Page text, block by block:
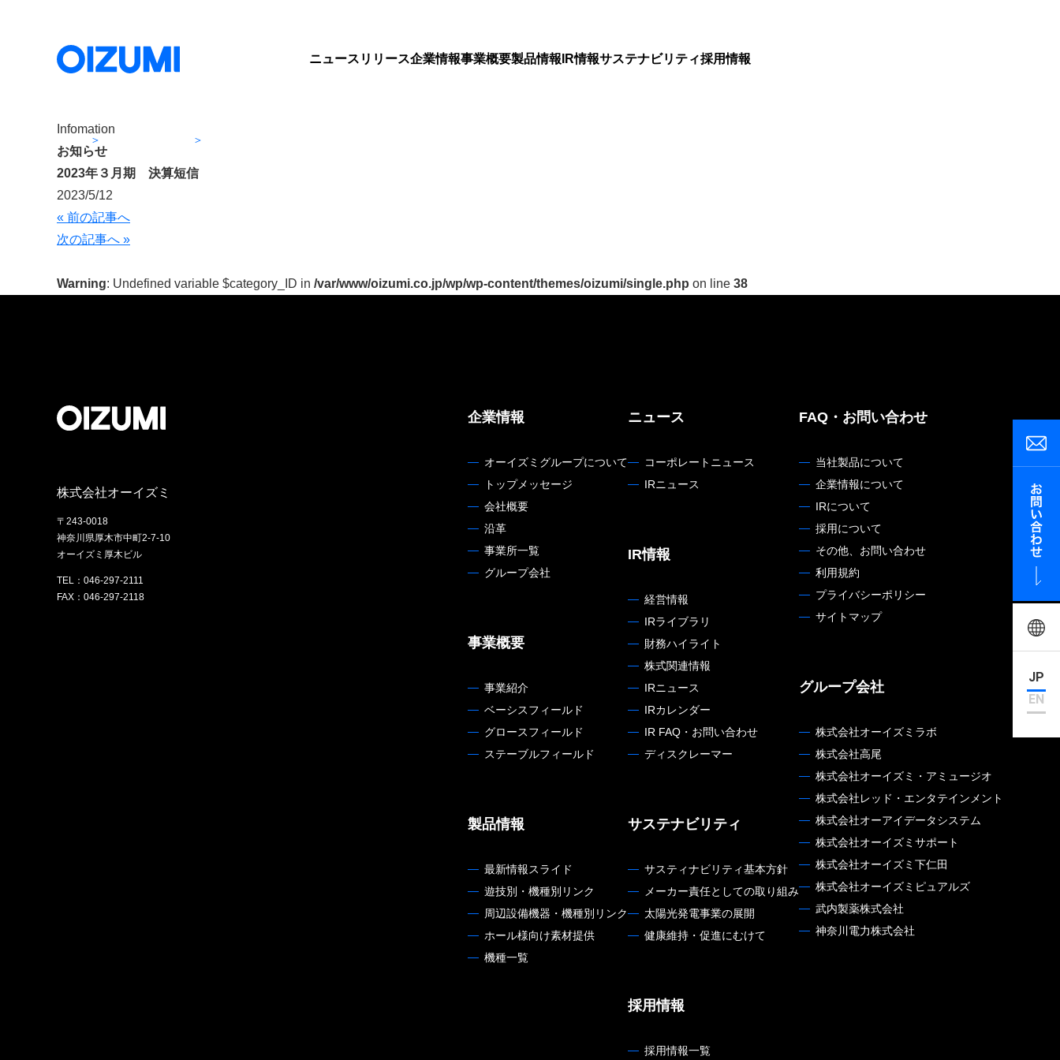
ニュースリリース企業情報事業概要製品情報 IR情報サステナビリティ採用情報
JP
EN
Infomation
お知らせ
2023年３月期 決算短信
2023/5/12
« 前の記事へ
次の記事へ »
Warning: Undefined variable $category_ID in /var/www/oizumi.co.jp/wp/wp-content/themes/oizumi/single.php on line 38
株式会社オーイズミ
〒243-0018
神奈川県厚木市中町2-7-10
オーイズミ厚木ビル
TEL：046-297-2111
FAX：046-297-2118
企業情報
オーイズミグループについて
トップメッセージ
会社概要
沿革
事業所一覧
グループ会社
事業概要
事業紹介
ベーシスフィールド
グロースフィールド
ステーブルフィールド
製品情報
最新情報スライド
遊技別・機種別リンク
周辺設備機器・機種別リンク
ホール様向け素材提供
機種一覧
ニュース
コーポレートニュース
IRニュース
IR情報
経営情報
IRライブラリ
財務ハイライト
株式関連情報
IRニュース
IRカレンダー
IR FAQ・お問い合わせ
ディスクレーマー
サステナビリティ
サスティナビリティ基本方針
メーカー責任としての取り組み
太陽光発電事業の展開
健康維持・促進にむけて
採用情報
採用情報一覧
FAQ・ お問い合わせ
当社製品について
企業情報について
IRについて
採用について
その他、お問い合わせ
利用規約
プライバシーポリシー
サイトマップ
グループ会社
株式会社オーイズミラボ
株式会社高尾
株式会社オーイズミ・アミュージオ
株式会社レッド・エンタテインメント
株式会社オーアイデータシステム
株式会社オーイズミサポート
株式会社オーイズミ下仁田
株式会社オーイズミピュアルズ
武内製薬株式会社
神奈川電力株式会社